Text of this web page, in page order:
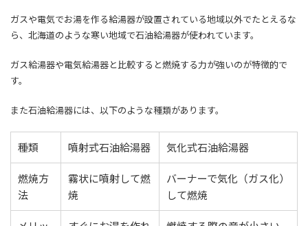
ガスや電気でお湯を作る給湯器が設置されている地域以外でたとえるな
ら、北海道のような寒い地域で石油給湯器が使われています。
ガス給湯器や電気給湯器と比較すると燃焼する力が強いのが特徴的で
す。
また石油給湯器には、以下のような種類があります。
種類 ​噴射式石油給湯器 ​気化式石油給湯器
燃焼方
法
​霧状に噴射して燃
焼
​バーナーで気化（ガス化）
して燃焼